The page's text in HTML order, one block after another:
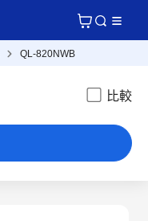
QL-820NWB
比較